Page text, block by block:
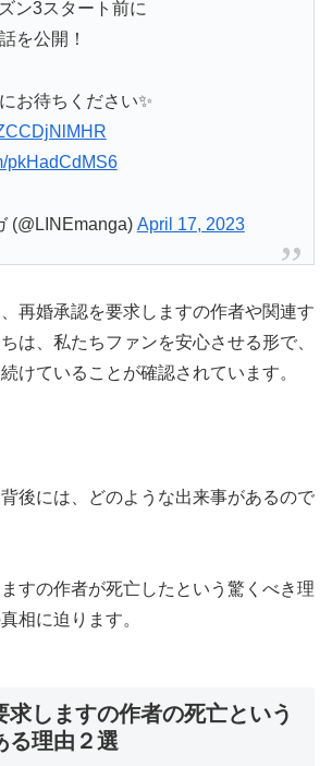
ン3スタート前に
を公開！
お待ちください✨
pkHadCdMS6
(@LINEmanga) April 17, 2023
再婚承認を要求しますの作者や関連す
は、私たちファンを安心させる形で、
けていることが確認されています。
後には、どのような出来事があるので
すの作者が死亡したという驚くべき理
相に迫ります。
求しますの作者の死亡という
る理由２選